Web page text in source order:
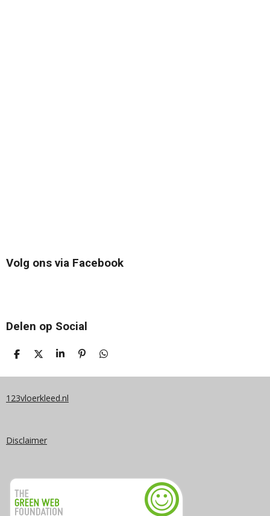
Volg ons via Facebook
Delen op Social
D
L
N
D
E
S
A
E
P
N
D
L
123vloerkleed.nl
Disclaimer